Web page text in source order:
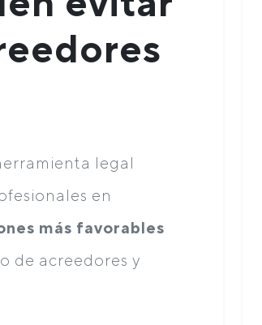
legal
en
más favorables
de acreedores y